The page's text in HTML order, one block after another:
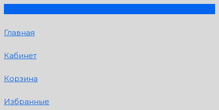
Главная
Кабинет
Корзина
Избранные